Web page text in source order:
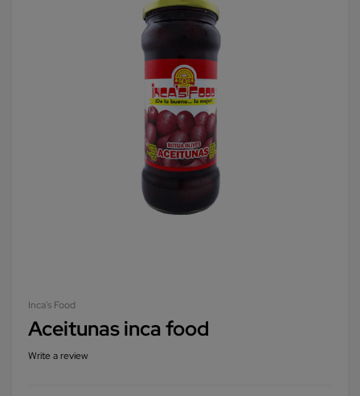
Inca's Food
Aceitunas inca food
Write a review